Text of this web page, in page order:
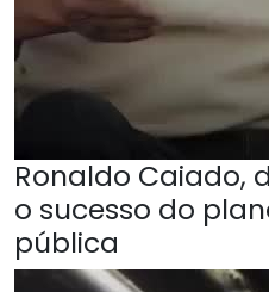
Ronaldo Caiado,
o sucesso do
pública